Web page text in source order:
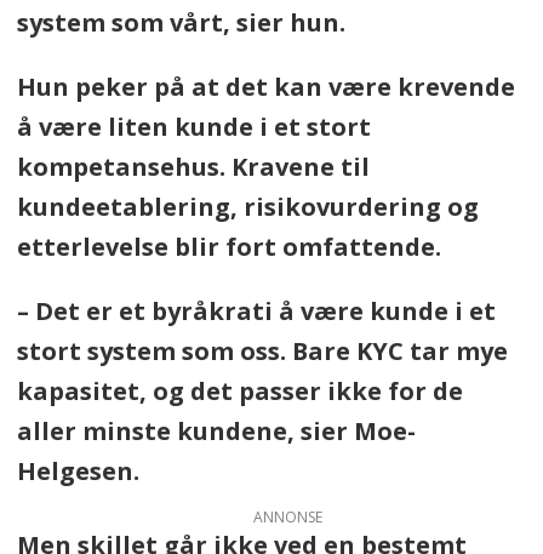
system som vårt, sier hun.
Hun peker på at det kan være krevende
å være liten kunde i et stort
kompetansehus. Kravene til
kundeetablering, risikovurdering og
etterlevelse blir fort omfattende.
– Det er et byråkrati å være kunde i et
stort system som oss. Bare KYC tar mye
kapasitet, og det passer ikke for de
aller minste kundene, sier Moe-
Helgesen.
ANNONSE
Men skillet går ikke ved en bestemt